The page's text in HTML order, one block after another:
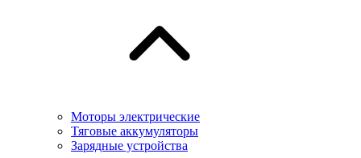
Моторы электрические
Тяговые аккумуляторы
Зарядные устройства